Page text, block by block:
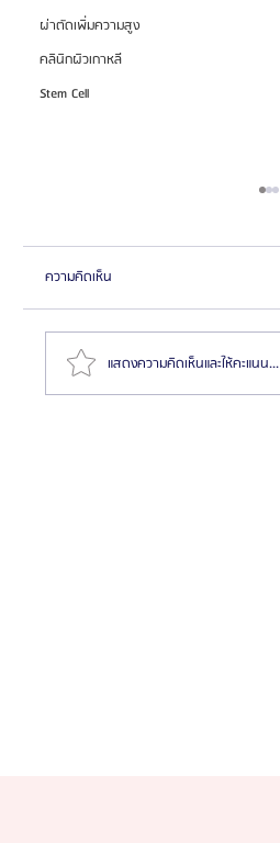
ผ่าตัดเพิ่มความสูง
คลินิกผิวเกาหลี
Stem Cell
ความคิดเห็น
แสดงความคิดเห็นและให้คะแนน...